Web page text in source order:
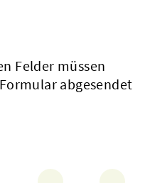
Felder müssen
abgesendet